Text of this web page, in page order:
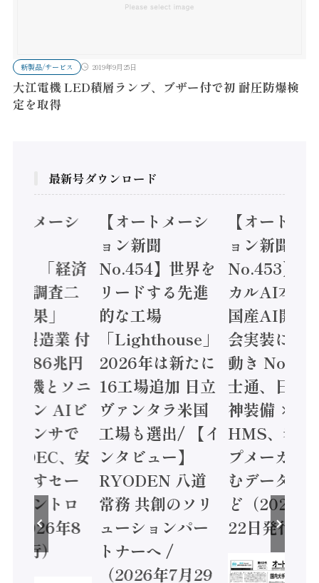
新製品/サービス 2019年9月25日
大江電機 LED積層ランプ、ブザー付で初 耐圧防爆検
定を取得
最新号ダウンロード
トメーシ
】「経済
態調査二
結果」
年製造業 付
額86兆円
電機とソニ
コン AIビ
センサで
/ IDEC、安
かすセー
コントロ
2026年8
発行）
【オートメーシ
ョン新聞
No.454】世界を
リードする先進
的な工場
「Lighthouse」
2026年は新たに
16工場追加 日立
ヴァンタラ米国
工場も選出/ 【イ
ンタビュー】
RYODEN 八道
常務 共創のソリ
ューションパー
トナーへ /
（2026年7月29
【オートメ
ョン新聞
No.453】フ
カルAI本格
国産AI開発
会実装に活
動き
士通、日立
神装備 ×
HMS、老舗
プメーカー
むデータ活
ど（2026年
22日発行）